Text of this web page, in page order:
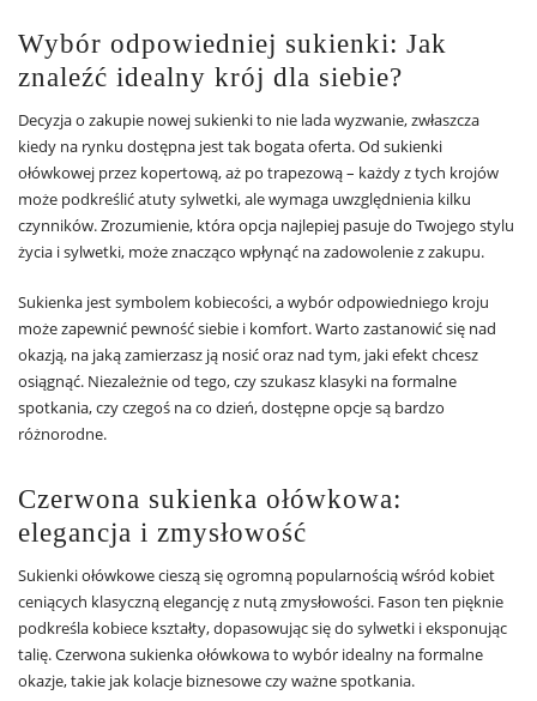
Wybór odpowiedniej sukienki: Jak
znaleźć idealny krój dla siebie?
Decyzja o zakupie nowej sukienki to nie lada wyzwanie, zwłaszcza
kiedy na rynku dostępna jest tak bogata oferta. Od sukienki
ołówkowej przez kopertową, aż po trapezową – każdy z tych krojów
może podkreślić atuty sylwetki, ale wymaga uwzględnienia kilku
czynników. Zrozumienie, która opcja najlepiej pasuje do Twojego stylu
życia i sylwetki, może znacząco wpłynąć na zadowolenie z zakupu.
Sukienka jest symbolem kobiecości, a wybór odpowiedniego kroju
może zapewnić pewność siebie i komfort. Warto zastanowić się nad
okazją, na jaką zamierzasz ją nosić oraz nad tym, jaki efekt chcesz
osiągnąć. Niezależnie od tego, czy szukasz klasyki na formalne
spotkania, czy czegoś na co dzień, dostępne opcje są bardzo
różnorodne.
Czerwona sukienka ołówkowa:
elegancja i zmysłowość
Sukienki ołówkowe cieszą się ogromną popularnością wśród kobiet
ceniących klasyczną elegancję z nutą zmysłowości. Fason ten pięknie
podkreśla kobiece kształty, dopasowując się do sylwetki i eksponując
talię. Czerwona sukienka ołówkowa to wybór idealny na formalne
okazje, takie jak kolacje biznesowe czy ważne spotkania.